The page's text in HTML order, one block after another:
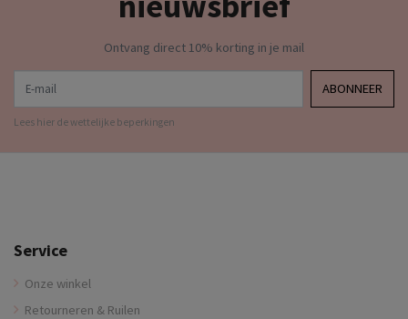
Ontvang direct 10% korting in je mail
ABONNEER
Lees hier de wettelijke beperkingen
Service
Onze winkel
Retourneren & Ruilen